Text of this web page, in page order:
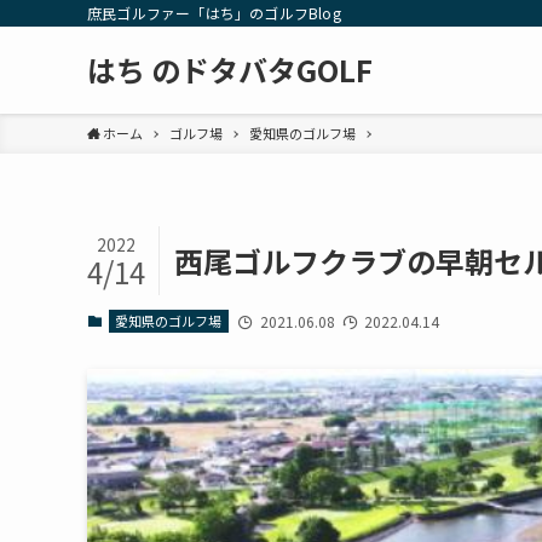
庶民ゴルファー「はち」のゴルフBlog
はち のドタバタGOLF
ホーム ゴルフ場 愛知県のゴルフ場
西尾ゴルフクラブの早朝セ
2022
4/14
愛知県のゴルフ場 2021.06.08 2022.04.14